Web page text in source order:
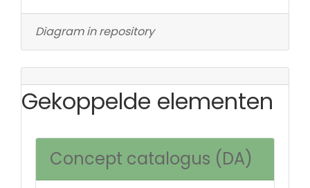
Diagram in repository
Gekoppelde elementen
Concept catalogus (DA)